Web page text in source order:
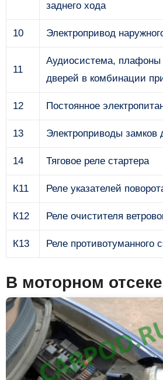
заднего хода
10 Электропривод
11
Аудиосистема, плафоны
дверей в комбинации
12 Постоянное
13 Электроприводы замков
14 Тяговое реле стартера
К11 Реле указателей
К12 Реле очистителя
К13 Реле противотуманного
В моторном отсеке